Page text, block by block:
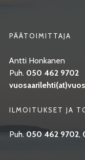
PÄÄTOIMITTAJA
Antti Honkanen
Puh. 050 462 9702
ILMOITUKSET JA
Puh. 050 462 9702,